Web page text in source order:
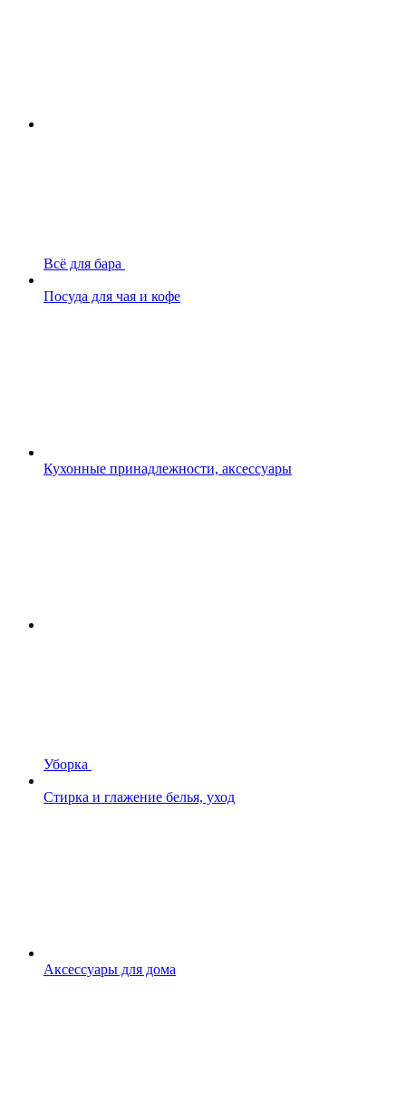
Всё для бара
Посуда для чая и кофе
Кухонные принадлежности, аксессуары
Уборка
Стирка и глажение белья, уход
Аксессуары для дома